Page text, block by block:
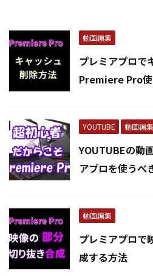
動画編集
プレミアプロで
Premiere Pro
YOUTUBE 動画編集
YOUTUBEの動
アプロを使うべ
動画編集
プレミアプロで
成する方法